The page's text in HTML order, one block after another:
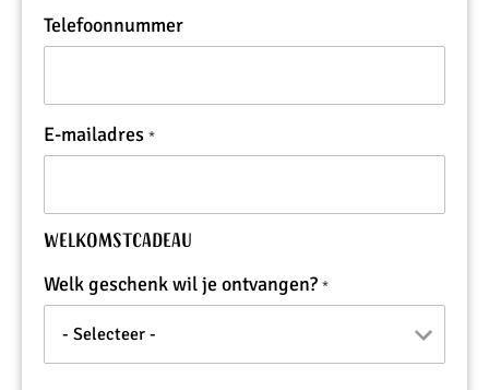
Telefoonnummer
E-mailadres
Welkomstcadeau
Welk geschenk wil je ontvangen?